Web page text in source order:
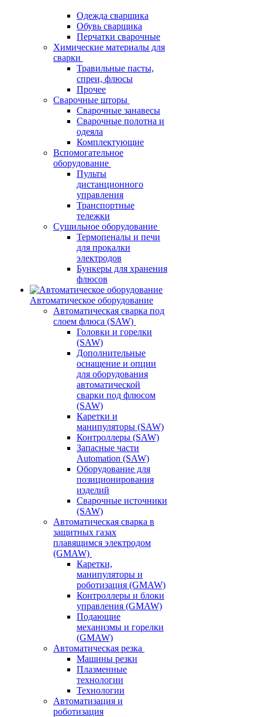
Одежда сварщика
Обувь сварщика
Перчатки сварочные
Химические материалы для
сварки
Травильные пасты,
спреи, флюсы
Прочее
Сварочные шторы
Сварочные занавесы
Сварочные полотна и
одеяла
Комплектующие
Вспомогательное
оборудование
Пульты
дистанционного
управления
Транспортные
тележки
Сушильное оборудование
Термопеналы и печи
для прокалки
электродов
Бункеры для хранения
флюсов
Автоматическое оборудование
Автоматическая сварка под
слоем флюса (SAW)
Головки и горелки
(SAW)
Дополнительные
оснащение и опции
для оборудования
автоматической
сварки под флюсом
(SAW)
Каретки и
манипуляторы (SAW)
Контроллеры (SAW)
Запасные части
Automation (SAW)
Оборудование для
позиционирования
изделий
Сварочные источники
(SAW)
Автоматическая сварка в
защитных газах
плавящимся электродом
(GMAW)
Каретки,
манипуляторы и
роботизация (GMAW)
Контроллеры и блоки
управления (GMAW)
Подающие
механизмы и горелки
(GMAW)
Автоматическая резка
Машины резки
Плазменные
технологии
Технологии
Автоматизация и
роботизация